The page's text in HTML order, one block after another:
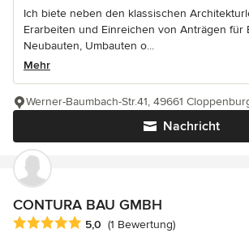
Ich biete neben den klassischen
Erarbeiten und Einreichen von Anträgen für
Neubauten, Umbauten o...
Mehr
Nachricht
Werner-Baumbach-Str.41, 49661
CONTURA BAU GMBH
Durchschnittliche Bewertung: 5 von 5
5,0 (1 Bewertung)